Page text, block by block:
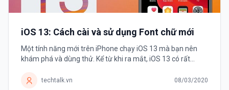
iOS 13: Cách cài và sử dụng Font chữ mới
Một tính năng mới trên iPhone chạy iOS 13 mà bạn nên
khám phá và dùng thử. Kể từ khi ra mắt, iOS 13 có rất
cấp. Và Font chữ chính...
techtalk.vn 08/03/2020